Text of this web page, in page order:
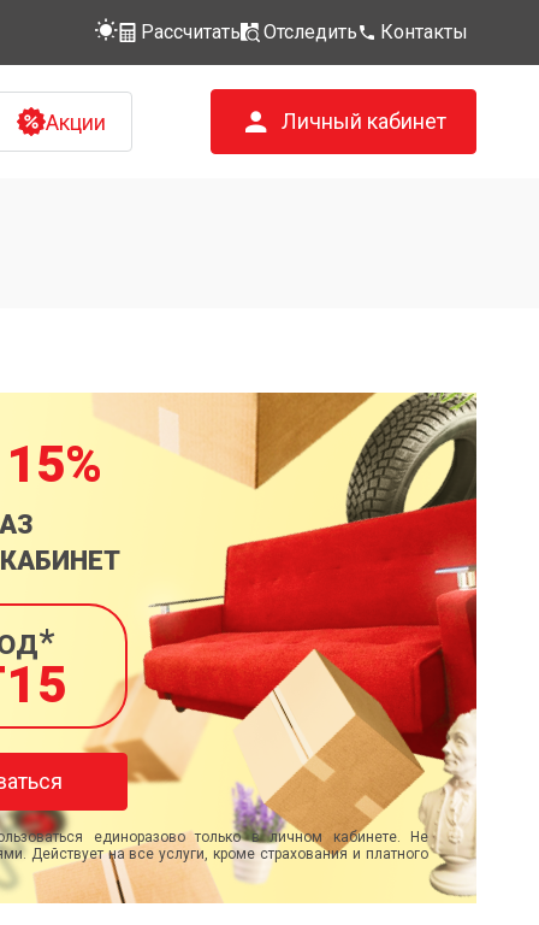
Рассчитать Отследить Контакты
Акции Личный кабинет
единоразово только в личном кабинете. Не
Действует на все услуги, кроме страхования и платного